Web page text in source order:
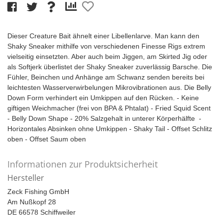
Dieser Creature Bait ähnelt einer Libellenlarve. Man kann den
Shaky Sneaker mithilfe von verschiedenen Finesse Rigs extrem
vielseitig einsetzten. Aber auch beim Jiggen, am Skirted Jig oder
als Softjerk überlistet der Shaky Sneaker zuverlässig Barsche. Die
Fühler, Beinchen und Anhänge am Schwanz senden bereits bei
leichtesten Wasserverwirbelungen Mikrovibrationen aus. Die Belly
Down Form verhindert ein Umkippen auf den Rücken. - Keine
giftigen Weichmacher (frei von BPA & Phtalat) - Fried Squid Scent
- Belly Down Shape - 20% Salzgehalt in unterer Körperhälfte -
Horizontales Absinken ohne Umkippen - Shaky Tail - Offset Schlitz
oben - Offset Saum oben
Informationen zur Produktsicherheit
Hersteller
Zeck Fishing GmbH
Am Nußkopf 28
DE 66578 Schiffweiler